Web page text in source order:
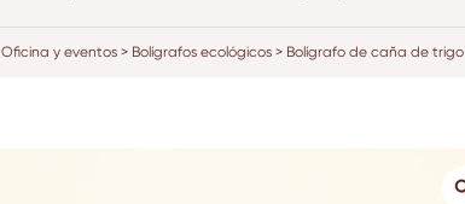
Oficina y eventos> Bolígrafos ecológicos> Bolígrafo de caña de trigo